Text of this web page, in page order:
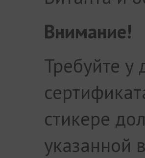
Внимание!
Требуйте
стикере
указанной